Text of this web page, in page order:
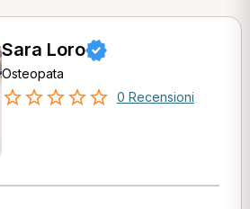
Sara Loro
Osteopata
0 Recensioni